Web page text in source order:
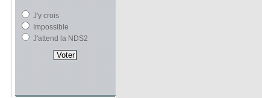
J'y crois
Impossible
J'attend la NDS2